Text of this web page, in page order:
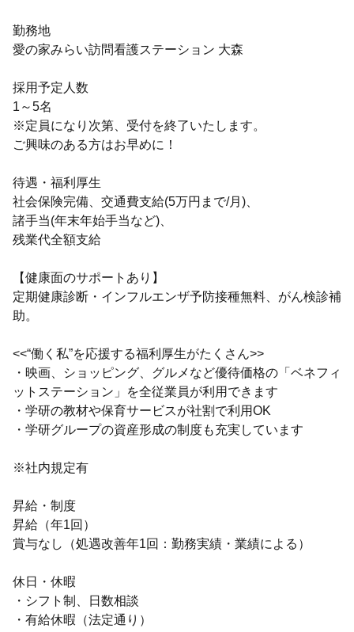
勤務地
愛の家みらい訪問看護ステーション 大森
採用予定人数
1～5名
※定員になり次第、受付を終了いたします。
ご興味のある方はお早めに！
待遇・福利厚生
社会保険完備、交通費支給(5万円まで/月)、
諸手当(年末年始手当など)、
残業代全額支給
【健康面のサポートあり】
定期健康診断・インフルエンザ予防接種無料、がん検診補
助。
<<“働く私”を応援する福利厚生がたくさん>>
・映画、ショッピング、グルメなど優待価格の「ベネフィ
ットステーション」を全従業員が利用できます
・学研の教材や保育サービスが社割で利用OK
・学研グループの資産形成の制度も充実しています
※社内規定有
昇給・制度
昇給（年1回）
賞与なし（処遇改善年1回：勤務実績・業績による）
休日・休暇
・シフト制、日数相談
・有給休暇（法定通り）